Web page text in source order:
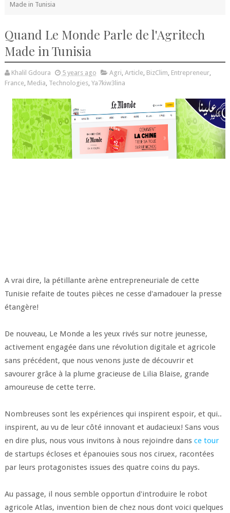
Made in Tunisia
Quand Le Monde Parle de l'Agritech
Made in Tunisia
Khalil Gdoura 5 years ago Agri, Article, BizClim, Entrepreneur,
France, Media, Technologies, Ya7kiw3lina
A vrai dire, la pétillante arène entrepreneuriale de cette
Tunisie refaite de toutes pièces ne cesse d'amadouer la presse
étangère!
De nouveau, Le Monde a les yeux rivés sur notre jeunesse,
activement engagée dans une révolution digitale et agricole
sans précédent, que nous venons juste de découvrir et
savourer grâce à la plume gracieuse de Lilia Blaise, grande
amoureuse de cette terre.
Nombreuses sont les expériences qui inspirent espoir, et qui..
inspirent, au vu de leur côté innovant et audacieux! Sans vous
en dire plus, nous vous invitons à nous rejoindre dans ce tour
de startups écloses et épanouies sous nos ciruex, racontées
par leurs protagonistes issues des quatre coins du pays.
Au passage, il nous semble opportun d'introduire le robot
agricole Atlas, invention bien de chez nous dont voici quelques